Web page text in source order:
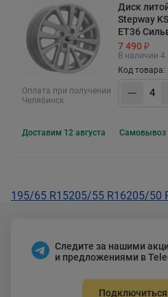
Оплата при получении
Челябинск
Диск
Stepway
ET36
7 490 ₽
В наличии 4
Код товара:
Доставим 12 августа Самовывоз
195/65 R15205/55 R16205/50
Следите за нашими
и предложениями в
Подключиться